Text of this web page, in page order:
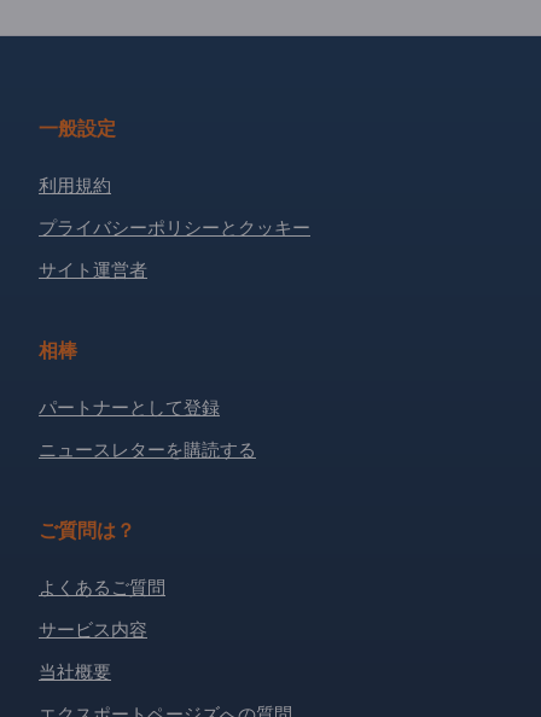
一般設定
利用規約
プライバシーポリシーとクッキー
サイト運営者
相棒
パートナーとして登録
ニュースレターを購読する
ご質問は？
よくあるご質問
サービス内容
当社概要